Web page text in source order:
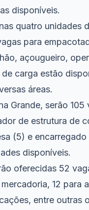
disponíveis.
quatro unidades
para
açougueiro,
carga estão
áreas.
Grande, serão
de estrutura de
(5) e
disponíveis.
oferecidas 52
12 para
entre outras